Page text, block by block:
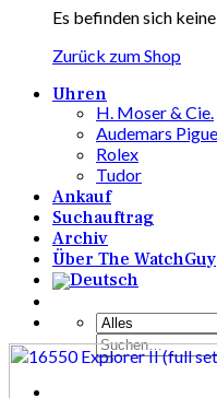
Es befinden sich
Zurück zum Shop
Uhren
H. Moser & Cie.
Audemars
Rolex
Tudor
Ankauf
Suchauftrag
Archiv
Über The WatchGuy
Suchen
nach: